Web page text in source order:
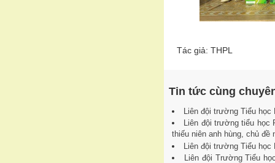
Tác giả: THPL
Tin tức cùng
Liên đội trường Tiểu
Liên đội trường tiểu
thiếu niên anh hùng, chủ
Liên đội trường Tiểu
Liên đội Trường Tiểu